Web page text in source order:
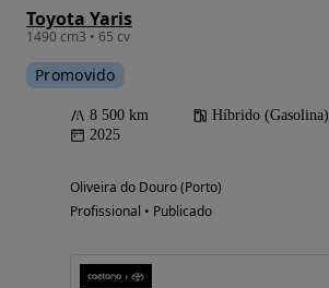
Toyota Yaris
1490 cm3 • 65 cv
Promovido
8 500 km Híbrido (Gasolina)
2025
Oliveira do Douro (Porto)
Profissional • Publicado